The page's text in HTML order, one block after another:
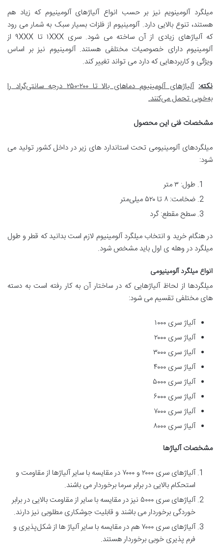
میلگرد آلومینویم نیز بر حسب انواع آلیاژهای آلومینیوم که زیاد هم
هستند، تنوع بالایی دارد. آلومینیوم از فلزات بسیار سبک به شمار می رود
که آلیاژهای زیادی از آن ساخته می شود. سری ۱XXX تا ۹XXX از
آلومینیوم دارای خصوصیات مختلفی هستند. آلومینیوم نیز بر اساس
ویژگی و کاربردهایی که دارد می تواند تغییر کند.
نکته: آلیاژهای آلومینیوم دماهای بالا تا۲۰۰-۲۵۰
درجه سانتی‌گراد را
به‌خوبی تحمل می‌کنند.
مشخصات فنی این محصول
میلگردهای آلومینیومی تحت استاندارد های زیر در داخل کشور تولید می
شود:
طول: ۳ متر
ضخامت: ۸ تا ۵۲۰ میلی‌متر
سطح مقطع: گرد
در هنگام خرید و انتخاب میلگرد آلومینیوم لازم است بدانید که قطر و طول
میلگرد در وهله ی اول باید مشخص شود.
انواع میلگرد آلومینیومی
میلگردها از لحاظ آلیاژهایی که در ساختار آن به کار رفته است به دسته
های مختلفی تقسیم می شود:
آلیاژ سری ۱۰۰۰
آلیاژ سری ۲۰۰۰
آلیاژ سری ۳۰۰۰
آلیاژ سری ۴۰۰۰
آلیاژ سری ۵۰۰۰
آلیاژ سری ۶۰۰۰
آلیاژ سری ۷۰۰۰
آلیاژ سری ۸۰۰۰
مشخصات آلیاژها
آلیاژهای سری ۲۰۰۰ و ۷۰۰۰ در مقایسه با سایر آلیاژها از مقاومت و
استحکام بالایی در برابر سرما برخوردار می باشند.
آلیاژهای سری ۵۰۰۰ نیز در مقایسه با سایر از مقاومت بالایی در برابر
خوردگی برخوردار می باشند و قابلیت جوشکاری مطلوبی نیز دارند.
آلیاژهای سری ۷۰۰۰ هم در مقایسه با سایر آلیاژ ها از شکل‌پذیری و
فرم پذیری خوبی برخوردار هستند.